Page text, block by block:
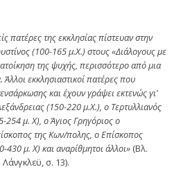
πατέρες της εκκλησίας πίστευαν στην
(100-165 μ.Χ.) στους «Διάλογους με
της ψυχής, περισσότερο από μια
εκκλησιαστικοί πατέρες που
και έχουν γράψει εκτενώς γι’
(150-220 μ.Χ.), ο Τερτυλλιανός
μ. Χ), ο Άγιος Γρηγόριος ο
της Κων/πολης, ο Επίσκοπος
430 μ. Χ) και αναρίθμητοι άλλοι» (Βλ.
σ. 13).